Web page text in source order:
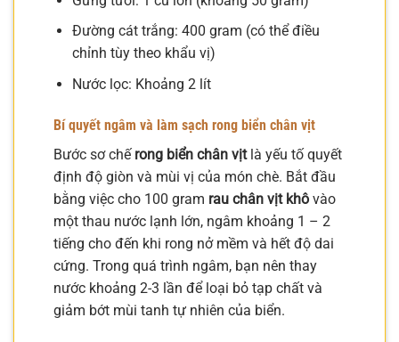
Đường cát trắng: 400 gram (có thể điều
chỉnh tùy theo khẩu vị)
Nước lọc: Khoảng 2 lít
Bí quyết ngâm và làm sạch rong biển chân vịt
Bước sơ chế rong biển chân vịtlà yếu tố quyết
định độ giòn và mùi vị của món chè. Bắt đầu
bằng việc cho 100 gram rau chân vịt khô vào
một thau nước lạnh lớn, ngâm khoảng 1 – 2
tiếng cho đến khi rong nở mềm và hết độ dai
cứng. Trong quá trình ngâm, bạn nên thay
nước khoảng 2-3 lần để loại bỏ tạp chất và
giảm bớt mùi tanh tự nhiên của biển.